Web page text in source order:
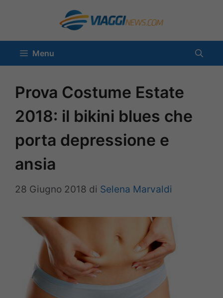
contenuto
Menu
Prova Costume Estate
2018: il bikini blues che
porta depressione e
ansia
28 Giugno 2018 di Selena Marvaldi